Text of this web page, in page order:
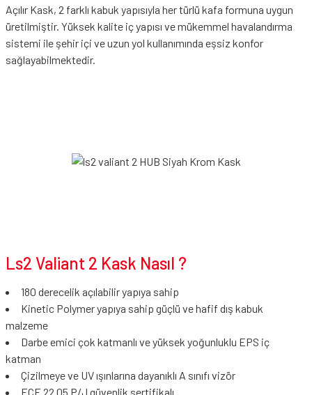
Açılır Kask, 2 farklı kabuk yapısıyla her türlü kafa formuna uygun
üretilmiştir. Yüksek kalite iç yapısı ve mükemmel havalandırma
sistemi ile şehir içi ve uzun yol kullanımında eşsiz konfor
sağlayabilmektedir.
Ls2 Valiant 2 Kask Nasıl ?
180 derecelik açılabilir yapıya sahip
Kinetic Polymer yapıya sahip güçlü ve hafif dış kabuk
malzeme
Darbe emici çok katmanlı ve yüksek yoğunluklu EPS iç
katman
Çizilmeye ve UV ışınlarına dayanıklı A sınıfı vizör
ECE 22.05 P/J güvenlik sertifikalı